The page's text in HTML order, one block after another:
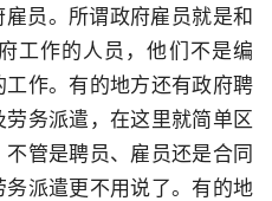
员。所谓政府雇员就是和
工作的人员，他们不是编
作。有的地方还有政府聘
务派遣，在这里就简单区
管是聘员、雇员还是合同
派遣更不用说了。有的地